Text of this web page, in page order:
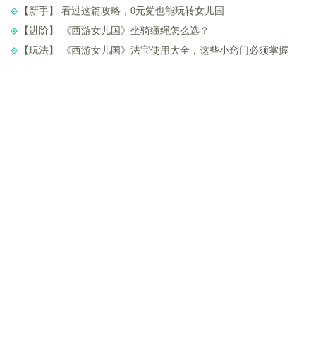
【新手】 ​看过这篇攻略，0元党也能玩转女儿国
【进阶】 ​《西游女儿国》坐骑缰绳怎么选？
【玩法】 ​《西游女儿国》法宝使用大全，这些小窍门必须掌握